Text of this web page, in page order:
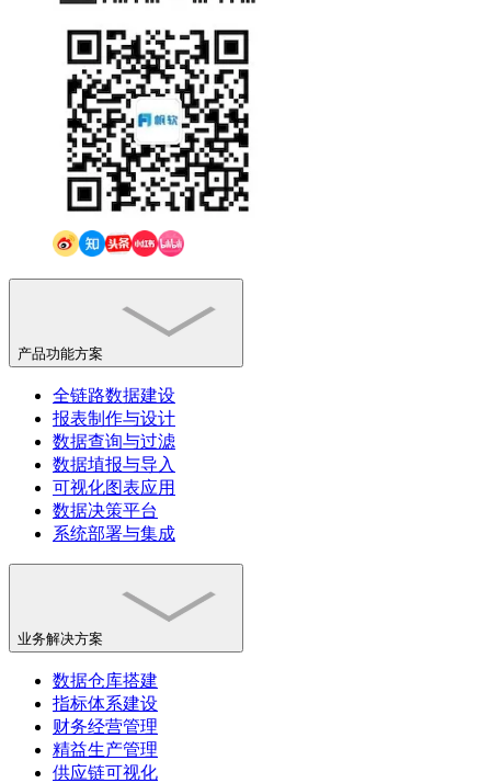
产品功能方案
全链路数据建设
报表制作与设计
数据查询与过滤
数据埴报与导入
可视化图表应用
数据决策平台
系统部署与集成
业务解决方案
数据仓库搭建
指标体系建设
财务经营管理
精益生产管理
供应链可视化